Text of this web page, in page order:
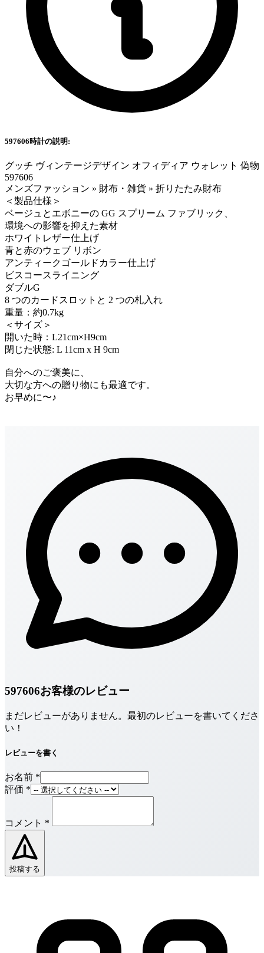
597606時計の説明:
グッチ ヴィンテージデザイン オフィディア ウォレット 偽物
597606
メンズファッション » 財布・雑貨 » 折りたたみ財布
＜製品仕様＞
ベージュとエボニーの GG スプリーム ファブリック、
環境への影響を抑えた素材
ホワイトレザー仕上げ
青と赤のウェブ リボン
アンティークゴールドカラー仕上げ
ビスコースライニング
ダブルG
8 つのカードスロットと 2 つの札入れ
重量：約0.7kg
＜サイズ＞
開いた時：L21cm×H9cm
閉じた状態: L 11cm x H 9cm
自分へのご褒美に、
大切な方への贈り物にも最適です。
お早めに〜♪
597606お客様のレビュー
まだレビューがありません。最初のレビューを書いてくださ
い！
レビューを書く
お名前 *
評価 *
コメント *
投稿する